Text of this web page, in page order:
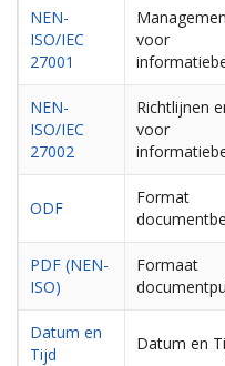
NEN-
ISO/IEC
27001
voor
NEN-
ISO/IEC
27002
Richtlijnen
voor
ODF
Format
PDF (NEN-
ISO)
Formaat
Datum en
Tijd
Datum en